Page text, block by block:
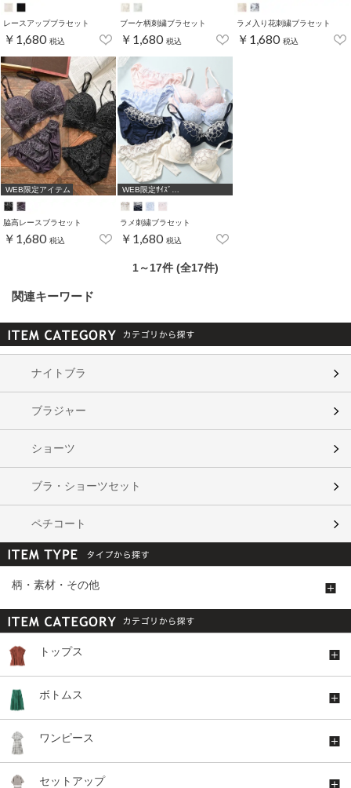
レースアップブラセット
￥1,680 税込
ブーケ柄刺繍ブラセット
￥1,680 税込
ラメ入り花刺繍ブラセット
￥1,680 税込
WEB限定アイテム
脇高レースブラセット
￥1,680 税込
WEB限定ｻｲｽﾞ
ラメ刺繍ブラセット
￥1,680 税込
1～17件 (全17件)
関連キーワード
ナイトブラ
ブラジャー
ショーツ
ブラ・ショーツセット
ペチコート
柄・素材・その他
トップス
ボトムス
ワンピース
セットアップ